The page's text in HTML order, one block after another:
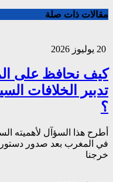
مقالات ذات صلة
كيف نحافظ على
تدبير الخلافات
؟
أطرح هذا السؤآل لأهميته
خرجنا